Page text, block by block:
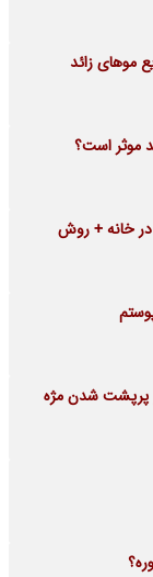
موثر است؟
خانه + روش
پرپشت شدن مژه